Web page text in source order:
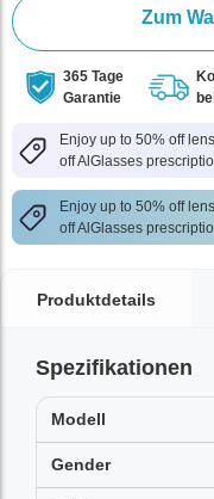
Zum
365 Tage
Garantie
Enjoy up to 50% off
off AlGlasses
Enjoy up to 50% off
off AlGlasses
Produktdetails
Spezifikationen
Modell
Gender